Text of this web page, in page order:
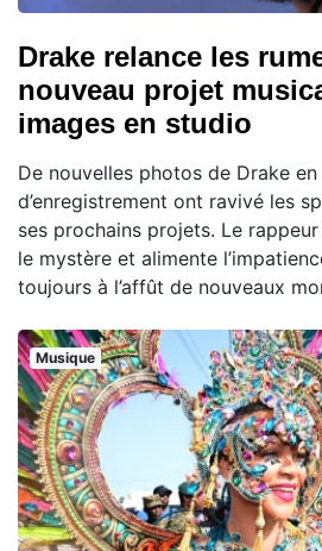
Drake relance les
nouveau projet
images en studio
De nouvelles photos de Drake
d’enregistrement ont ravivé les
ses prochains projets. Le
le mystère et alimente
toujours à l’affût de nouveaux
Musique